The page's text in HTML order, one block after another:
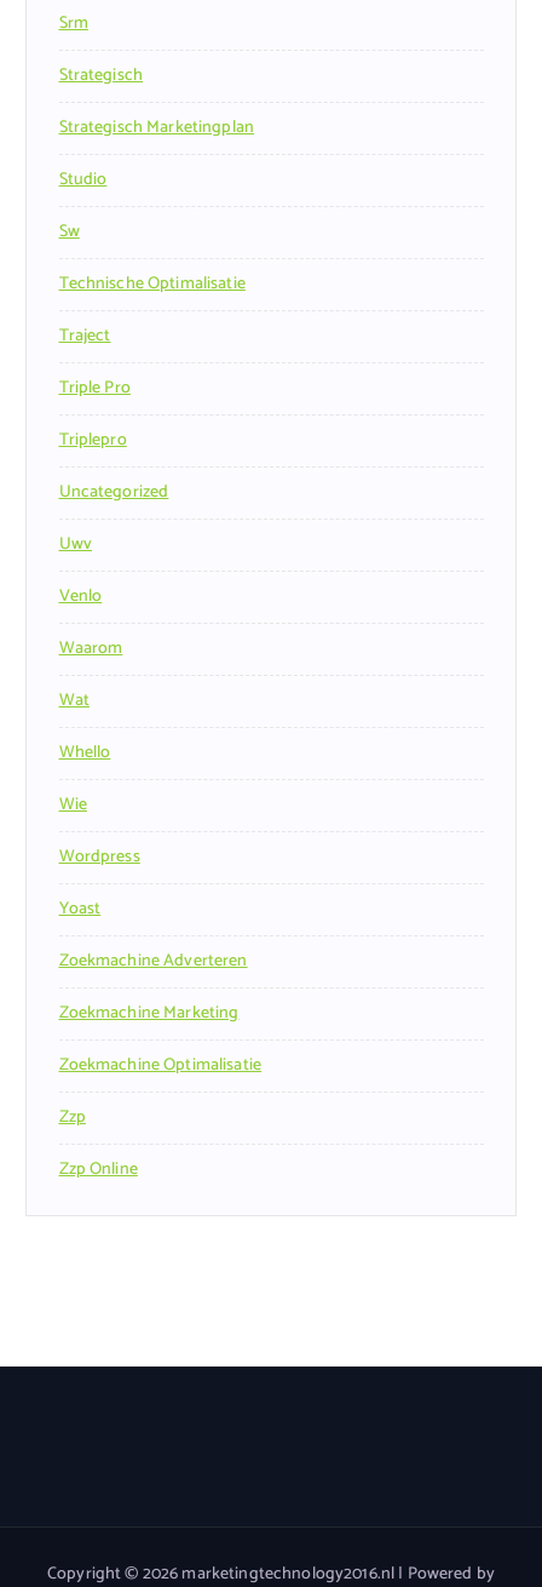
Srm
Strategisch
Strategisch Marketingplan
Studio
Sw
Technische Optimalisatie
Traject
Triple Pro
Triplepro
Uncategorized
Uwv
Venlo
Waarom
Wat
Whello
Wie
Wordpress
Yoast
Zoekmachine Adverteren
Zoekmachine Marketing
Zoekmachine Optimalisatie
Zzp
Zzp Online
Copyright © 2026 marketingtechnology2016.nl | Powered by